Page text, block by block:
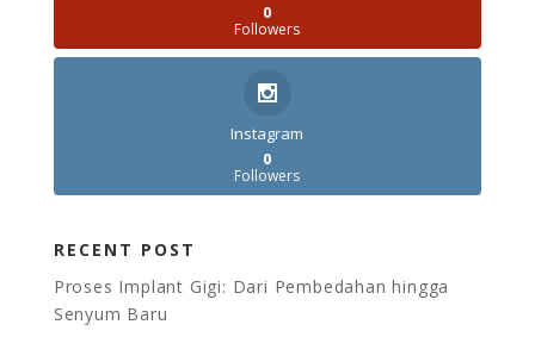
0
Followers
Instagram
0
Followers
RECENT POST
Proses Implant Gigi: Dari Pembedahan hingga
Senyum Baru